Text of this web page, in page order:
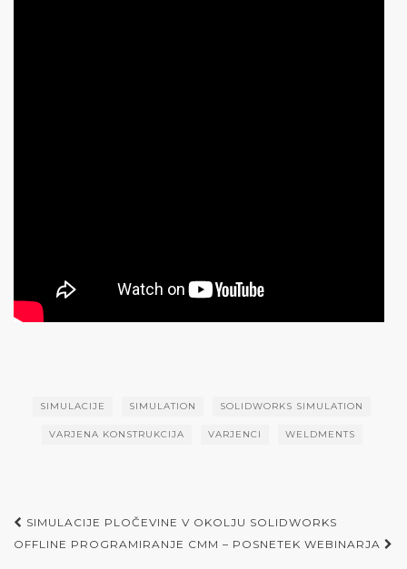
SIMULACIJE SIMULATION SOLIDWORKS SIMULATION
VARJENA KONSTRUKCIJA VARJENCI WELDMENTS
Post
navigation
SIMULACIJE PLOČEVINE V OKOLJU SOLIDWORKS
OFFLINE PROGRAMIRANJE CMM – POSNETEK WEBINARJA